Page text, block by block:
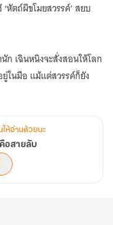
หัตถ์ผีขโมยสวรรค์’ สยบ
ก เฉินหนิงจะสั่งสอนให้โลก
ในมือ แม้แต่สวรรค์ก็ยัง
ให้อ่านด้วยนะ
อสายลับ